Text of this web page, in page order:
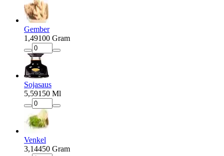
Gember
1 ,49100 Gram
Sojasaus
5,59150 Ml
Venkel
3,14450 Gram